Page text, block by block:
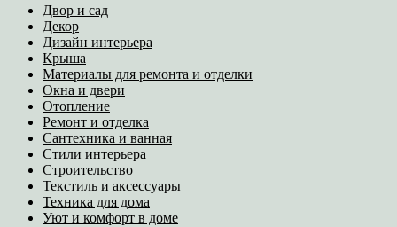
Двор и сад
Декор
Дизайн интерьера
Крыша
Материалы для ремонта и отделки
Окна и двери
Отопление
Ремонт и отделка
Сантехника и ванная
Стили интерьера
Строительство
Текстиль и аксессуары
Техника для дома
Уют и комфорт в доме